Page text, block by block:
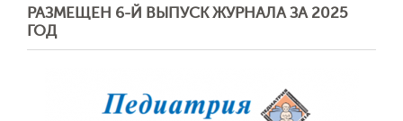
РАЗМЕЩЕН 6-Й ВЫПУСК ЖУРНАЛА ЗА 2025
ГОД